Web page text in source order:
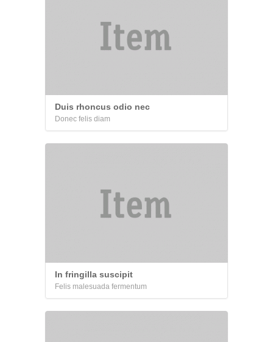
Duis rhoncus odio nec
Donec felis diam
In fringilla suscipit
Felis malesuada fermentum